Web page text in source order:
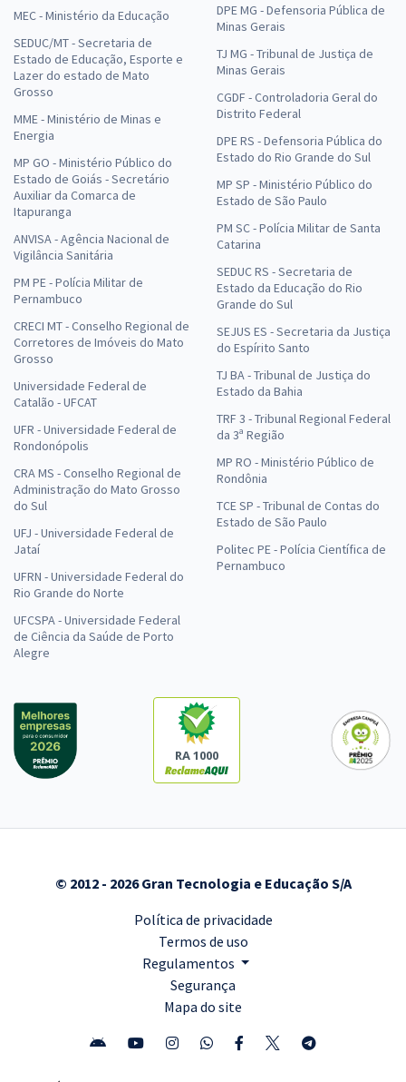
MEC - Ministério da Educação
SEDUC/MT - Secretaria de
Estado de Educação, Esporte e
Lazer do estado de Mato
Grosso
MME - Ministério de Minas e
Energia
MP GO - Ministério Público do
Estado de Goiás - Secretário
Auxiliar da Comarca de
Itapuranga
ANVISA - Agência Nacional de
Vigilância Sanitária
PM PE - Polícia Militar de
Pernambuco
CRECI MT - Conselho Regional de
Corretores de Imóveis do Mato
Grosso
Universidade Federal de
Catalão - UFCAT
UFR - Universidade Federal de
Rondonópolis
CRA MS - Conselho Regional de
Administração do Mato Grosso
do Sul
UFJ - Universidade Federal de
Jataí
UFRN - Universidade Federal do
Rio Grande do Norte
UFCSPA - Universidade Federal
de Ciência da Saúde de Porto
Alegre
DPE MG - Defensoria Pública de
Minas Gerais
TJ MG - Tribunal de Justiça de
Minas Gerais
CGDF - Controladoria Geral do
Distrito Federal
DPE RS - Defensoria Pública do
Estado do Rio Grande do Sul
MP SP - Ministério Público do
Estado de São Paulo
PM SC - Polícia Militar de Santa
Catarina
SEDUC RS - Secretaria de
Estado da Educação do Rio
Grande do Sul
SEJUS ES - Secretaria da Justiça
do Espírito Santo
TJ BA - Tribunal de Justiça do
Estado da Bahia
TRF 3 - Tribunal Regional Federal
da 3ª Região
MP RO - Ministério Público de
Rondônia
TCE SP - Tribunal de Contas do
Estado de São Paulo
Politec PE - Polícia Científica de
Pernambuco
RA 1000
© 2012 - 2026 Gran Tecnologia e Educação S/A
Política de privacidade
Termos de uso
Regulamentos
Segurança
Mapa do site